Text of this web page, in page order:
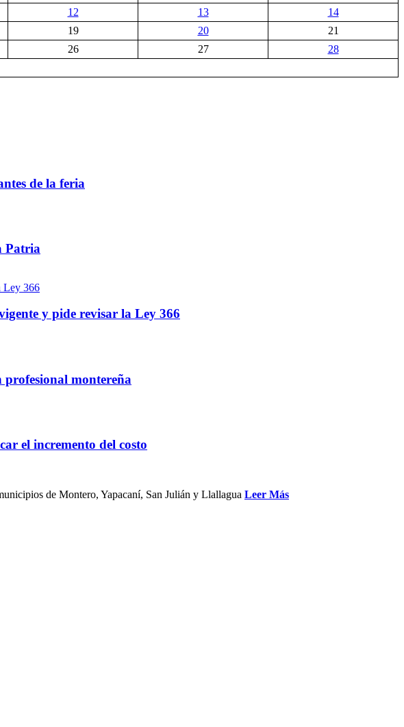
12 13
14
19 20
21
26 27
28
de la feria
Patria
y pide revisar la Ley 366
profesional montereña
el incremento del costo
de Montero, Yapacaní, San Julián y Llallagua Leer Más